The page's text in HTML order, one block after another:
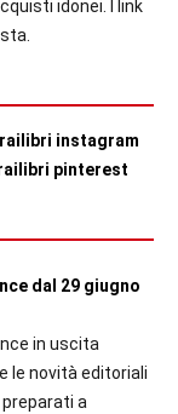
idonei. I link
dal 29 giugno
in uscita
le novità editoriali
a